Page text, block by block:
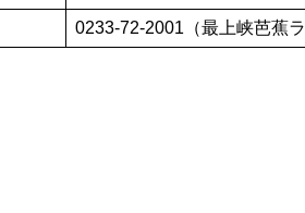
0233-72-2001（最上峡芭蕉